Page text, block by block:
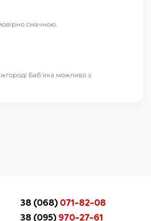
смачною.
Баб'яка можливо з
38 (068) 071-82-08
38 (095) 970-27-61